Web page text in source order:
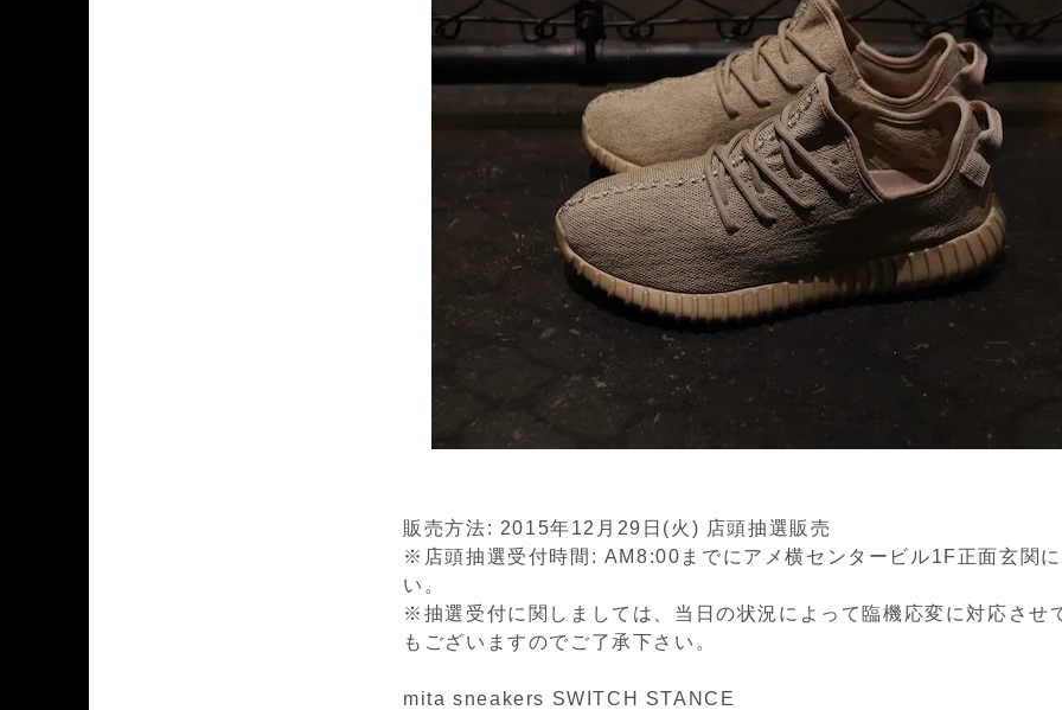
販売方法: 2015年12月29日(火) 店頭抽選販売
※店頭抽選受付時間: AM8:00までにアメ横センタービル1F正面玄関
い。
※抽選受付に関しましては、当日の状況によって臨機応変に対応させ
もございますのでご了承下さい。
mita sneakers SWITCH STANCE